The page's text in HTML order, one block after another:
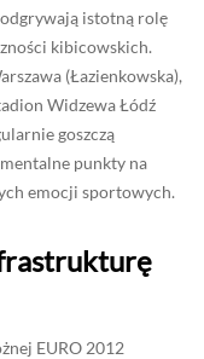
istotną rolę
kibicowskich.
(Łazienkowska),
Widzewa Łódź
goszczą
punkty na
emocji sportowych.
EURO 2012